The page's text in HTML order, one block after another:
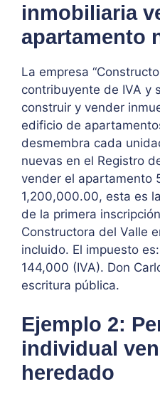
inmobiliaria
apartamento
La empresa
contribuyente de IVA y
construir y vender
edificio de
desmembra cada
nuevas en el Registro
vender el apartamento
1,200,000.00, esta es
de la primera
Constructora del Valle
incluido. El impuesto
144,000 (IVA). Don
escritura pública.
Ejemplo 2:
individual
heredado